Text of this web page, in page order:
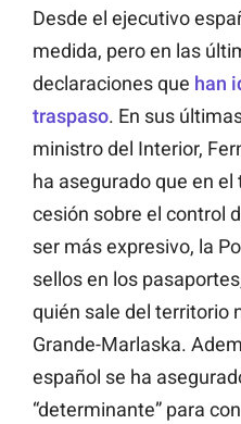
Desde el ejecutivo
medida, pero en las
declaraciones que han
traspaso. En sus
ministro del Interior,
ha asegurado que en el
cesión sobre el control
ser más expresivo, la
sellos en los
quién sale del territorio
Grande-Marlaska.
español se ha
“determinante” para